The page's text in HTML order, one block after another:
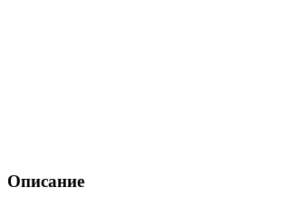
Описание